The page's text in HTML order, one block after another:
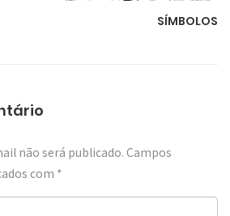
SÍMBOLOS
não será publicado. Campos
com *